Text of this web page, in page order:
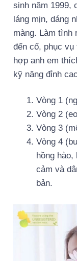
sinh năm 1999,
láng mịn, dáng
màng. Làm tình
đến cổ, phục vụ
hợp anh em
kỹ năng đỉnh
Vòng 1
Vòng 2
Vòng 3
Vòng 4
hồng
cảm và
bản.